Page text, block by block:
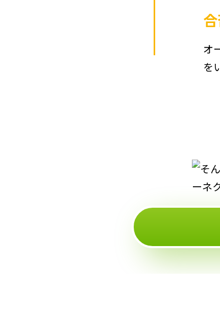
オ
を